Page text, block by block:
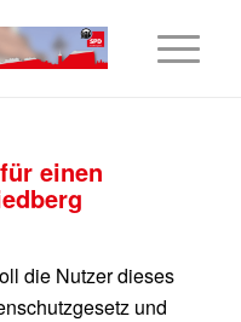
einen
die Nutzer dieses
und